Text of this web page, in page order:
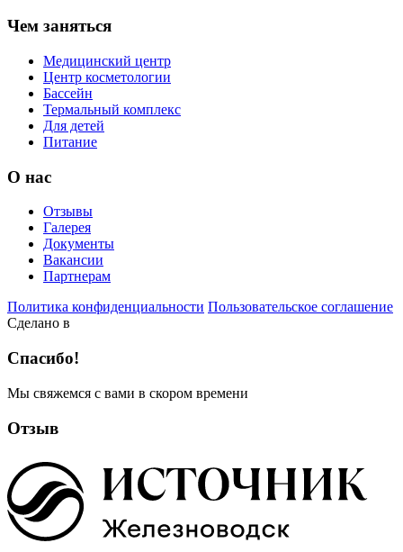
Чем заняться
Медицинский центр
Центр косметологии
Бассейн
Термальный комплекс
Для детей
Питание
О нас
Отзывы
Галерея
Документы
Вакансии
Партнерам
Политика конфиденциальности Пользовательское соглашение
Сделано в
Спасибо!
Мы свяжемся с вами в скором времени
Отзыв